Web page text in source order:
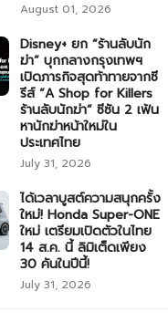
August 01, 2026
Disney+ ยก “ร้านลับนัก
ฆ่า” บุกกลางกรุงเทพฯ
เปิดภารกิจสุดท้าทายจากซี
รีส์ “A Shop for Killers
ร้านลับนักฆ่า” ซีซัน 2 เฟ้น
หานักฆ่าหน้าใหม่ใน
ประเทศไทย
July 31, 2026
ได้เวลาบูสต์ความสนุกครั้ง
ใหม่! Honda Super-ONE
ใหม่ เตรียมเปิดตัวในไทย
14 ส.ค. นี้ ลิมิเต็ดเพียง
30 คันในปีนี้!
July 31, 2026